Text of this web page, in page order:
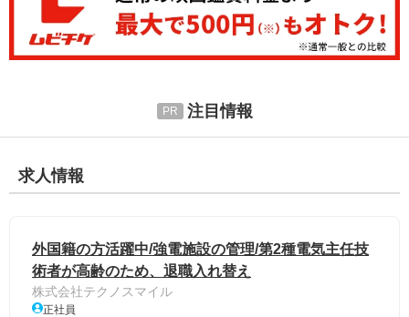
注目情報
求人情報
外国籍の方活躍中/強電施設の管理/第2種電気主任技
術者が高齢のため、退職入れ替え
株式会社テクノスマイル
正社員